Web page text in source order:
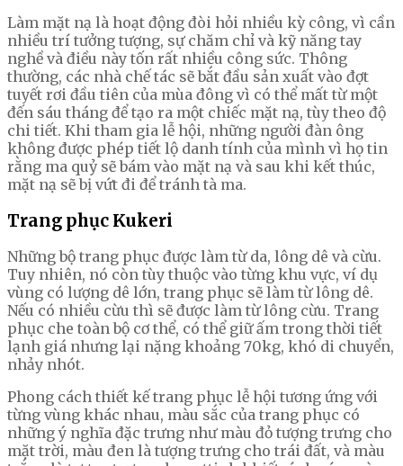
Làm mặt nạ là hoạt động đòi hỏi nhiều kỳ công, vì cần
nhiều trí tưởng tượng, sự chăm chỉ và kỹ năng tay
nghề và điều này tốn rất nhiều công sức. Thông
thường, các nhà chế tác sẽ bắt đầu sản xuất vào đợt
tuyết rơi đầu tiên của mùa đông vì có thể mất từ một
đến sáu tháng để tạo ra một chiếc mặt nạ, tùy theo độ
chi tiết. Khi tham gia lễ hội, những người đàn ông
không được phép tiết lộ danh tính của mình vì họ tin
rằng ma quỷ sẽ bám vào mặt nạ và sau khi kết thúc,
mặt nạ sẽ bị vứt đi để tránh tà ma.
Trang phục Kukeri
Những bộ trang phục được làm từ da, lông dê và cừu.
Tuy nhiên, nó còn tùy thuộc vào từng khu vực, ví dụ
vùng có lượng dê lớn, trang phục sẽ làm từ lông dê.
Nếu có nhiều cừu thì sẽ được làm từ lông cừu. Trang
phục che toàn bộ cơ thể, có thể giữ ấm trong thời tiết
lạnh giá nhưng lại nặng khoảng 70kg, khó di chuyển,
nhảy nhót.
Phong cách thiết kế trang phục lễ hội tương ứng với
từng vùng khác nhau, màu sắc của trang phục có
những ý nghĩa đặc trưng như màu đỏ tượng trưng cho
mặt trời, màu đen là tượng trưng cho trái đất, và màu